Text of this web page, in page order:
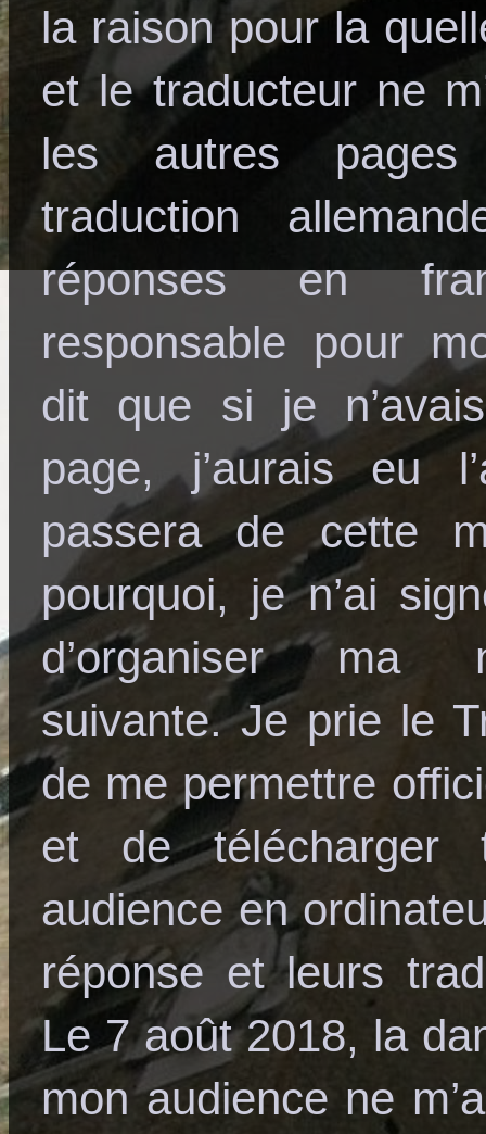
la raison pour la
et le traducteur ne
les autres
traduction
réponses en
responsable pour
dit que si je
page, j’aurais eu
passera de cette
pourquoi, je n’ai
d’organiser ma
suivante. Je prie le
de me permettre
et de télécharger
audience en
réponse et leurs
Le 7 août 2018, la
mon audience ne